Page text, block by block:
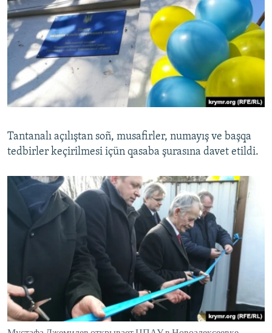
Tantanalı açılıştan soñ, musafirler, numayış ve başqa
tedbirler keçirilmesi içün qasaba şurasına davet etildi.